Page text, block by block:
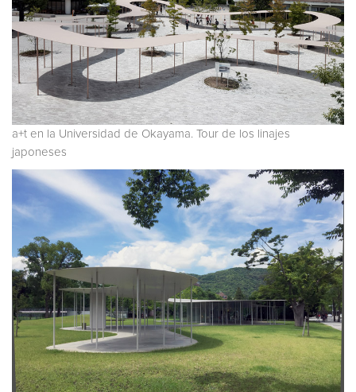
a+t en la Universidad de Okayama. Tour de los linajes
japoneses